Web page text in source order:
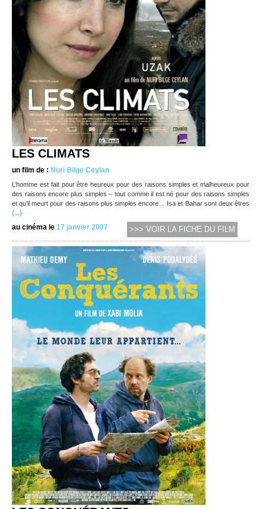
LES CLIMATS
un film de : Nuri Bilge Ceylan
L’homme est fait pour être heureux pour des raisons simples et malheureux pour
des raisons encore plus simples – tout comme il est né pour des raisons simples
et qu’il meurt pour des raisons plus simples encore… Isa et Bahar sont deux êtres
(...)
au cinéma le 17 janvier 2007 >>> VOIR LA FICHE DU FILM